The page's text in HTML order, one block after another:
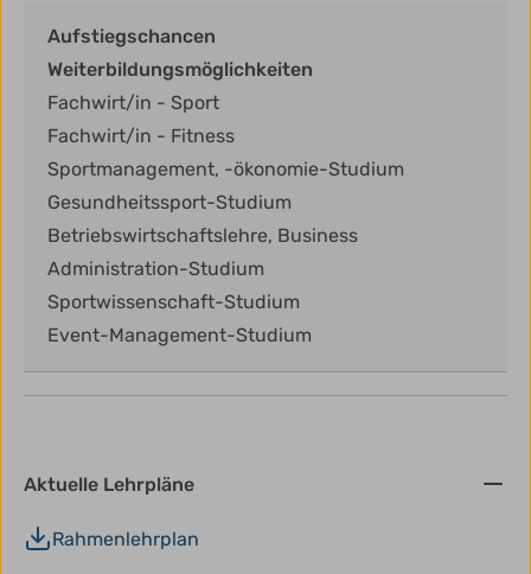
Aufstiegschancen
Weiterbildungsmöglichkeiten
Fachwirt/in - Sport
Fachwirt/in - Fitness
Sportmanagement, -ökonomie-Studium
Gesundheitssport-Studium
Betriebswirtschaftslehre, Business
Administration-Studium
Sportwissenschaft-Studium
Event-Management-Studium
Aktuelle Lehrpläne
Rahmenlehrplan